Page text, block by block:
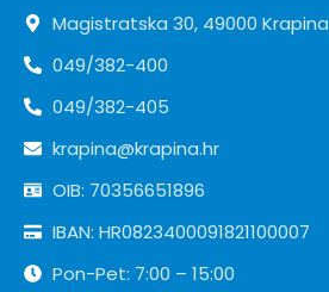
Magistratska 30, 49000 Krapina
049/382-400
049/382-405
krapina@krapina.hr
OIB: 70356651896
IBAN: HR0823400091821100007
Pon-Pet: 7:00 – 15:00